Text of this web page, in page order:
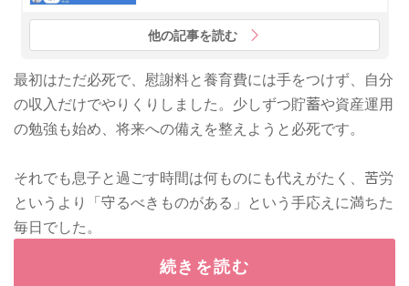
他の記事を読む
最初はただ必死で、慰謝料と養育費には手をつけず、自分
の収入だけでやりくりしました。少しずつ貯蓄や資産運用
の勉強も始め、将来への備えを整えようと必死です。
それでも息子と過ごす時間は何ものにも代えがたく、苦労
というより「守るべきものがある」という手応えに満ちた
毎日でした。
続きを読む